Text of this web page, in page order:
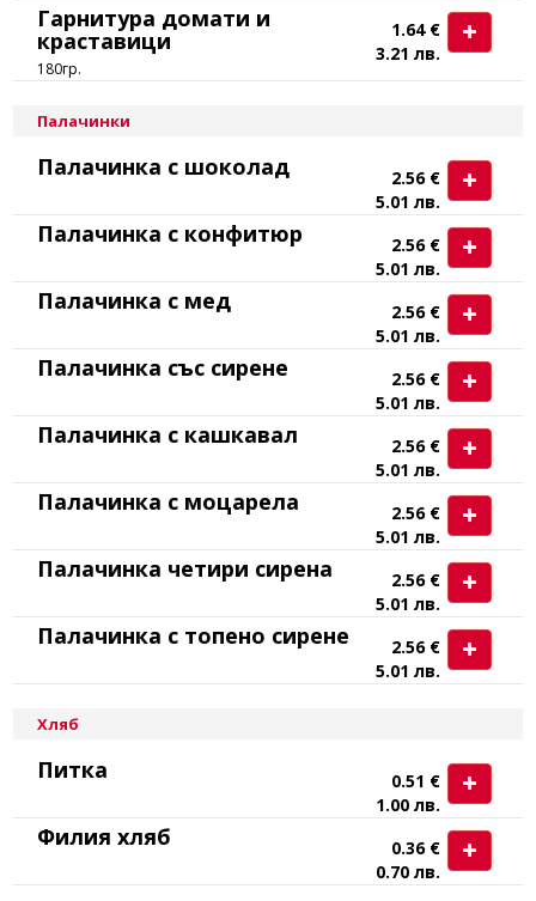
Гарнитура домати и
краставици
180гр.
1.64 €
3.21 лв.
Палачинки
Палачинка с шоколад
2.56 €
5.01 лв.
Палачинка с конфитюр
2.56 €
5.01 лв.
Палачинка с мед
2.56 €
5.01 лв.
Палачинка със сирене
2.56 €
5.01 лв.
Палачинка с кашкавал
2.56 €
5.01 лв.
Палачинка с моцарела
2.56 €
5.01 лв.
Палачинка четири сирена
2.56 €
5.01 лв.
Палачинка с топено сирене
2.56 €
5.01 лв.
Хляб
Питка
0.51 €
1.00 лв.
Филия хляб
0.36 €
0.70 лв.